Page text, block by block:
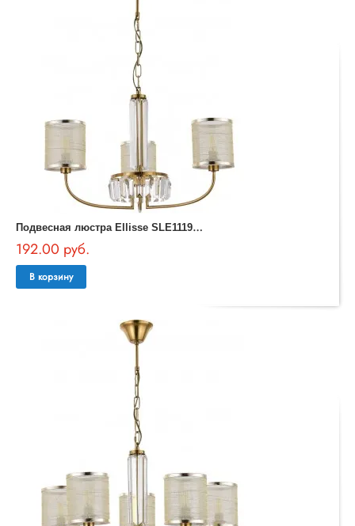
П
одвесная люстра Ellisse SLE1119-303-03
192.00 руб.
В корзину